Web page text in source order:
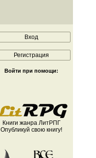
Войти при помощи:
Книги жанра ЛитРПГ
Опубликуй свою книгу!